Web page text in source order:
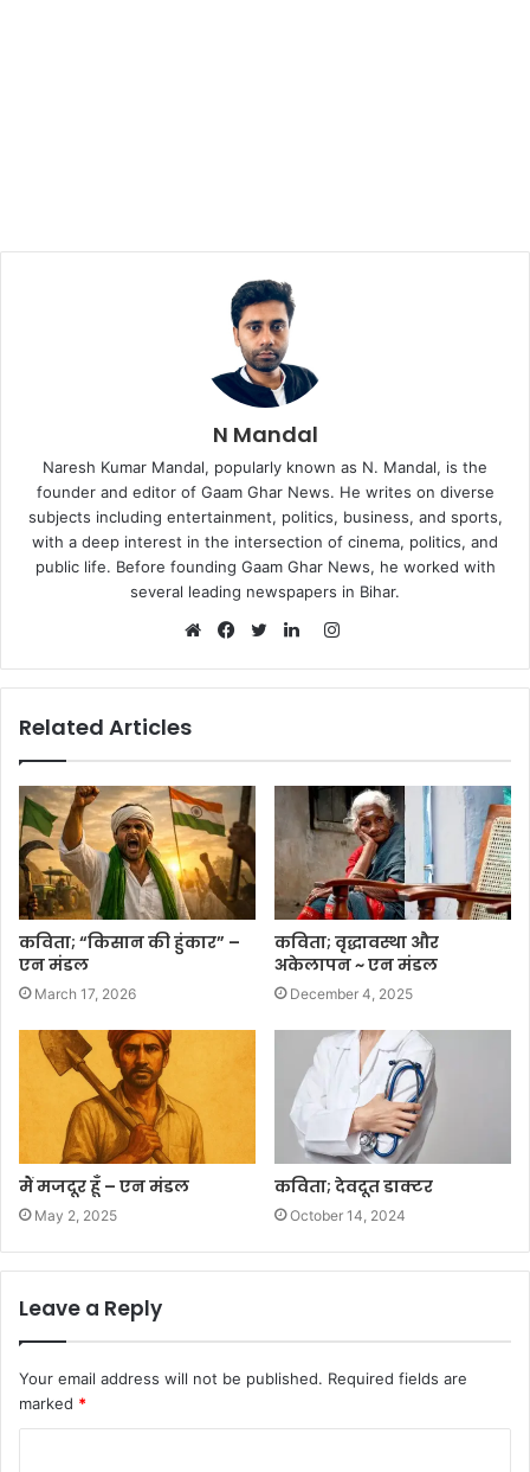
N Mandal
Naresh Kumar Mandal, popularly known as N. Mandal, is the
founder and editor of Gaam Ghar News. He writes on diverse
subjects including entertainment, politics, business, and sports,
with a deep interest in the intersection of cinema, politics, and
public life. Before founding Gaam Ghar News, he worked with
several leading newspapers in Bihar.
Instagram
Related Articles
कविता; “किसान की हुंकार” –
एन मंडल
March 17, 2026
कविता; वृद्धावस्था और
अकेलापन ~ एन मंडल
December 4, 2025
मैं मजदूर हूँ – एन मंडल
May 2, 2025
कविता; देवदूत डाक्टर
October 14, 2024
Leave a Reply
Your email address will not be published. Required fields are
marked *